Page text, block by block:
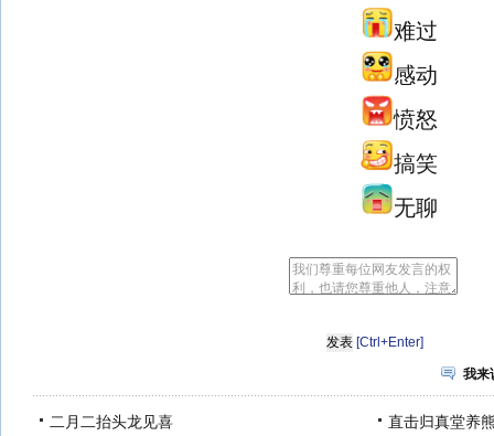
难过
感动
愤怒
搞笑
无聊
[Ctrl+Enter]
我来
二月二抬头龙见喜 直击归真堂养